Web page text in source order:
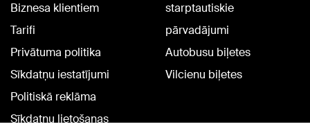
Biznesa klientiem
Tarifi
Privātuma politika
Sīkdatņu iestatījumi
Politiskā reklāma
Sīkdatņu lietošanas
starptautiskie
pārvadājumi
Autobusu biļetes
Vilcienu biļetes